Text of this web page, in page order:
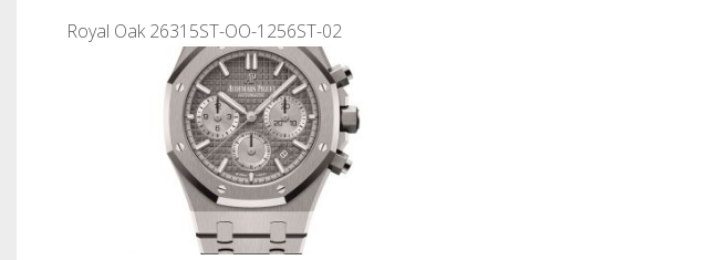
Royal Oak 26315ST-OO-1256ST-02